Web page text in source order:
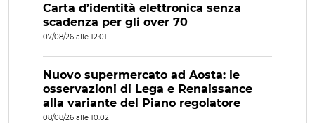
Carta d’identità elettronica senza
scadenza per gli over 70
07/08/26 alle 12:01
Nuovo supermercato ad Aosta: le
osservazioni di Lega e Renaissance
alla variante del Piano regolatore
08/08/26 alle 10:02